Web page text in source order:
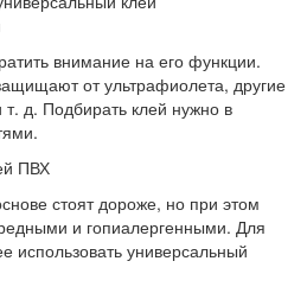
внимание на его функции.
от ультрафиолета, другие
д. Подбирать клей нужно в
ПВХ
стоят дороже, но при этом
и гопиалергенными. Для
использовать универсальный